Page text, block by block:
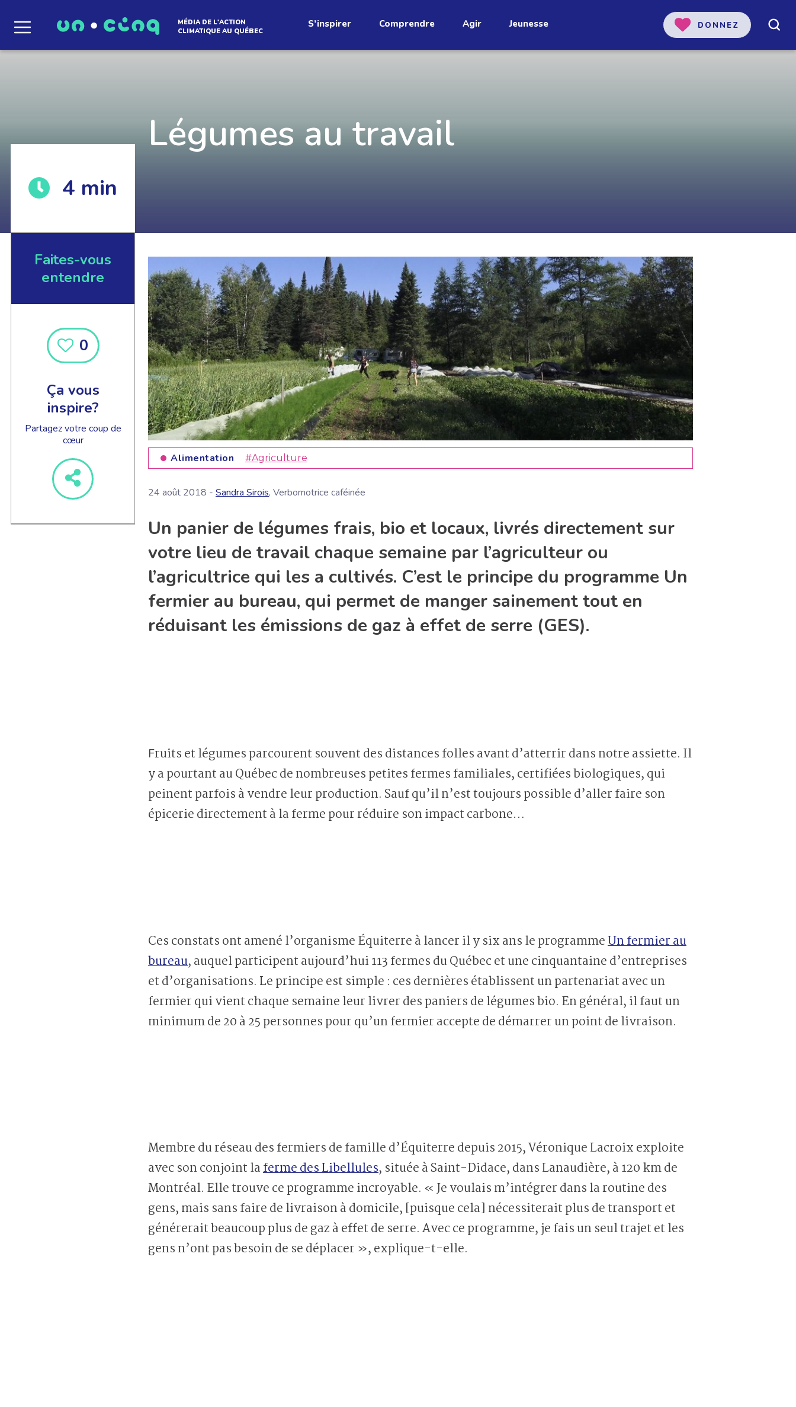
Le média qui détend
qui créent le mouvement.
EN SAVOIR +
JE M'ABONNE
MÉDIA DE L'ACTION
CLIMATIQUE AU QUÉBEC
S’inspirer Comprendre Agir Jeunesse DONNEZ
Légumes au travail
4 min
Faites-vous
entendre
0
Ça vous
inspire?
Partagez votre coup de
cœur
Alimentation
#Agriculture
24 août 2018 - Sandra Sirois, Verbomotrice caféinée
Un panier de légumes frais, bio et locaux, livrés directement sur
votre lieu de travail chaque semaine par l’agriculteur ou
l’agricultrice qui les a cultivés. C’est le principe du programme Un
fermier au bureau, qui permet de manger sainement tout en
réduisant les émissions de gaz à effet de serre (GES).
Fruits et légumes parcourent souvent des distances folles avant d’atterrir dans notre assiette. Il
y a pourtant au Québec de nombreuses petites fermes familiales, certifiées biologiques, qui
peinent parfois à vendre leur production. Sauf qu’il n’est toujours possible d’aller faire son
épicerie directement à la ferme pour réduire son impact carbone…
Ces constats ont amené l’organisme Équiterre à lancer il y six ans le programmeUn fermier au
bureau, auquel participent aujourd’hui 113 fermes du Québec et une cinquantaine d’entreprises
et d’organisations. Le principe est simple : ces dernières établissent un partenariat avec un
fermier qui vient chaque semaine leur livrer des paniers de légumes bio. En général, il faut un
minimum de 20 à 25 personnes pour qu’un fermier accepte de démarrer un point de livraison.
Membre du réseau des fermiers de famille d’Équiterre depuis 2015, Véronique Lacroix exploite
avec son conjoint laferme des Libellules, située à Saint-Didace, dans Lanaudière, à 120 km de
Montréal. Elle trouve ce programme incroyable. « Je voulais m’intégrer dans la routine des
gens, mais sans faire de livraison à domicile, [puisque cela] nécessiterait plus de transport et
générerait beaucoup plus de gaz à effet de serre. Avec ce programme, je fais un seul trajet et les
gens n’ont pas besoin de se déplacer », explique-t-elle.